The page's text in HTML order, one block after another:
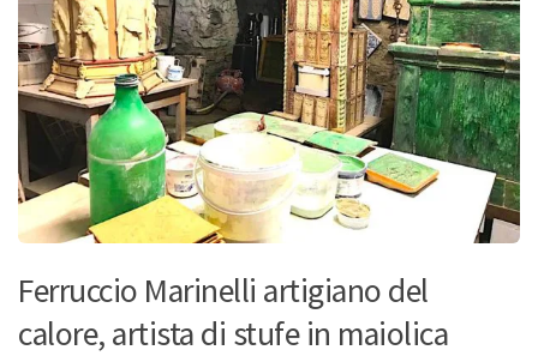
Ferruccio Marinelli artigiano del
calore, artista di stufe in maiolica